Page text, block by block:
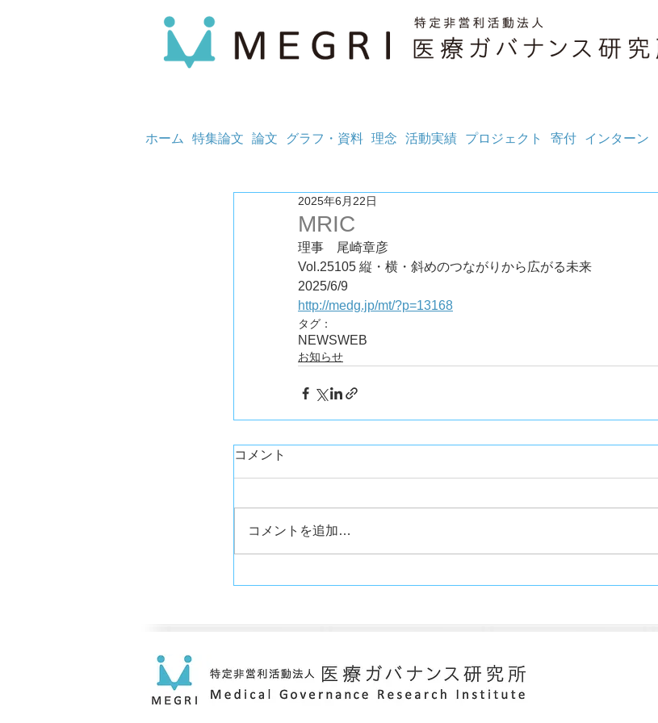
ホーム 特集論文 論文 グラフ・資料 理念 活動実績 プロジェクト 寄付 インターン
MRIC
2025年6月22日
理事　尾崎章彦
Vol.25105 縦・横・斜めのつながりから広がる未来
2025/6/9
http://medg.jp/mt/?p=13168
タグ：
NEWSWEB
お知らせ
コメント
コメントを追加…